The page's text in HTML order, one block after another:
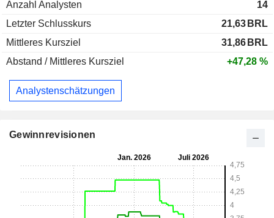
Anzahl Analysten
14
Letzter Schlusskurs
21,63 BRL
Mittleres Kursziel
31,86 BRL
Abstand / Mittleres Kursziel
+47,28 %
Analystenschätzungen
Gewinnrevisionen